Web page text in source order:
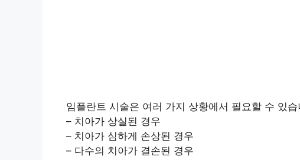
임플란트 시술은 여러 가지 상황에서 필요할 수 있
– 치아가 상실된 경우
– 치아가 심하게 손상된 경우
– 다수의 치아가 결손된 경우